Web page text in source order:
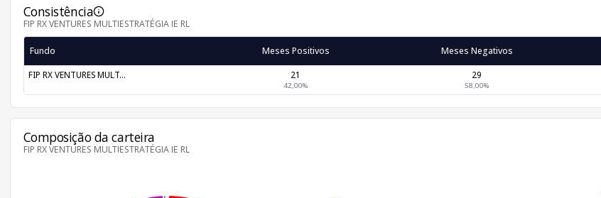
Consistência
FIP RX VENTURES MULTIESTRATÉGIA IE RL
Fundo Meses Positivos Meses Negativos
FIP RX VENTURES MULT... 21
42,00%
29
58,00%
Composição da carteira
FIP RX VENTURES MULTIESTRATÉGIA IE RL